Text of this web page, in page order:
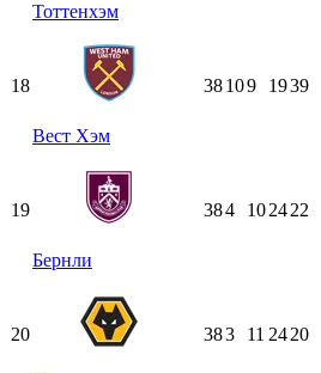
Тоттенхэм
18
Вест Хэм
38109 1939
19
Бернли
384 102422
20 383 11 2420